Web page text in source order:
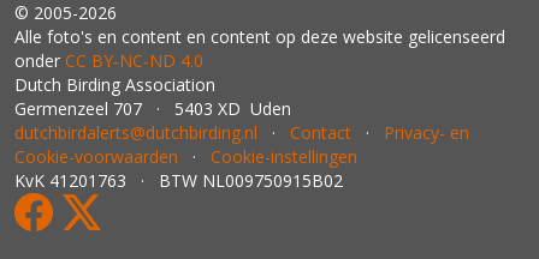
© 2005-2026
Alle foto's en content en content op deze website gelicenseerd
onder CC BY‑NC‑ND 4.0
Dutch Birding Association
Germenzeel 707 · 5403 XD Uden
dutchbirdalerts@dutchbirding.nl · Contact · Privacy- en
Cookie-voorwaarden · Cookie-instellingen
KvK 41201763 · BTW NL009750915B02